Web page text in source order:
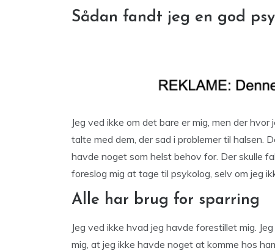
Sådan fandt jeg en god
Jeg ved ikke om det bare er mig, men der
talte med dem, der sad i problemer til halsen.
havde noget som helst behov for. Der skulle
foreslog mig at tage til psykolog, selv om jeg
Alle har brug for sparring
Jeg ved ikke hvad jeg havde forestillet mig.
mig, at jeg ikke havde noget at komme hos